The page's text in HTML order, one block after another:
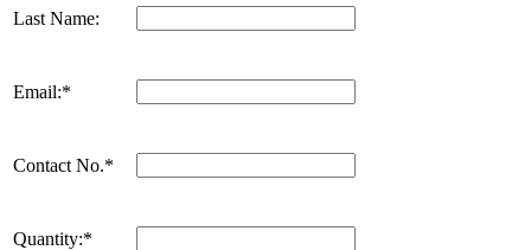
Last Name:
Email:*
Contact No.*
Quantity:*